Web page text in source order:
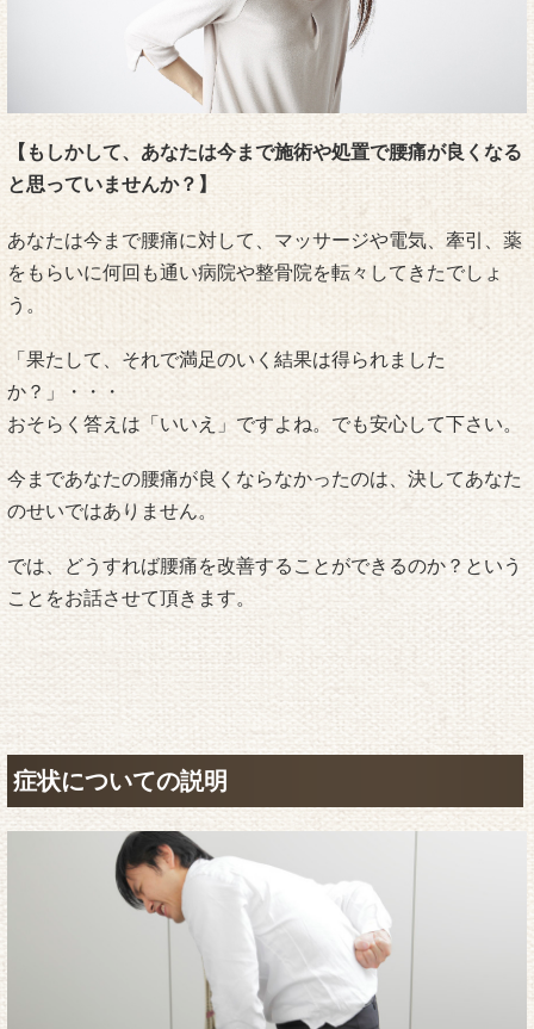
【もしかして、あなたは今まで施術や処置で腰痛が良くなる
と思っていませんか？】
あなたは今まで腰痛に対して、マッサージや電気、牽引、薬
をもらいに何回も通い病院や整骨院を転々してきたでしょ
う。
「果たして、それで満足のいく結果は得られました
か？」・・・
おそらく答えは「いいえ」ですよね。でも安心して下さい。
今まであなたの腰痛が良くならなかったのは、決してあなた
のせいではありません。
では、どうすれば腰痛を改善することができるのか？という
ことをお話させて頂きます。
症状についての説明